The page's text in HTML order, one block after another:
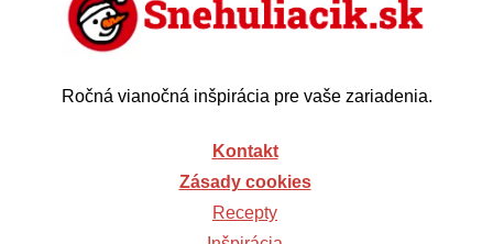
Ročná vianočná inšpirácia pre vaše zariadenia.
Kontakt
Zásady cookies
Recepty